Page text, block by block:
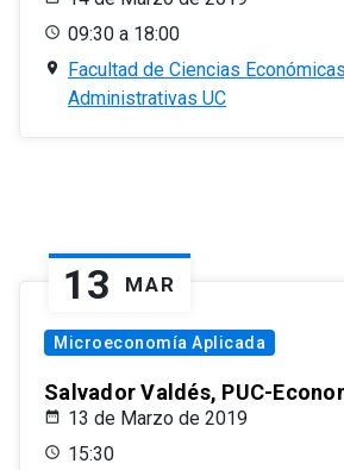
09:30 a 18:00
Facultad de Ciencias
Administrativas UC
13 MAR
Microeconomía Aplicada
Salvador Valdés, PUC-
13 de Marzo de 2019
15:30